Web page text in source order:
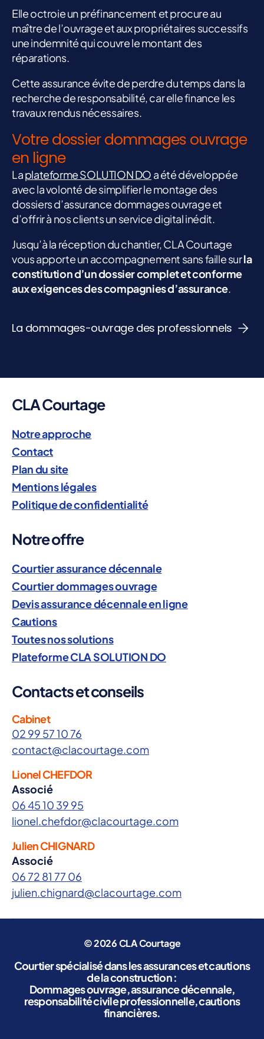
Elle octroie un préfinancement et procure au
maître de l’ouvrage et aux propriétaires successifs
une indemnité qui couvre le montant des
réparations.
Cette assurance évite de perdre du temps dans la
recherche de responsabilité, car elle finance les
travaux rendus nécessaires.
Votre dossier dommages ouvrage
en ligne
Laplateforme SOLUTION DO a été développée
avec la volonté de simplifier le montage des
dossiers d’assurance dommages ouvrage et
d’offrir à nos clients un service digital inédit.
Jusqu’à la réception du chantier, CLA Courtage
vous apporte un accompagnement sans faille surla
constitution d’un dossier complet et conforme
aux exigences des compagnies d’assurance.
La dommages-ouvrage des professionnels
CLA Courtage
Notre approche
Contact
Plan du site
Mentions légales
Politique de confidentialité
Notre offre
Courtier assurance décennale
Courtier dommages ouvrage
Devis assurance décennale en ligne
Cautions
Toutes nos solutions
Plateforme CLA SOLUTION DO
Contacts et conseils
Cabinet
02 99 57 10 76
contact@clacourtage.com
Lionel CHEFDOR
Associé
06 45 10 39 95
lionel.chefdor@clacourtage.com
Julien CHIGNARD
Associé
06 72 81 77 06
julien.chignard@clacourtage.com
© 2026CLA Courtage
Courtier spécialisé dans les assurances et cautions
de la construction :
Dommages ouvrage, assurance décennale,
responsabilité civile professionnelle, cautions
financières.